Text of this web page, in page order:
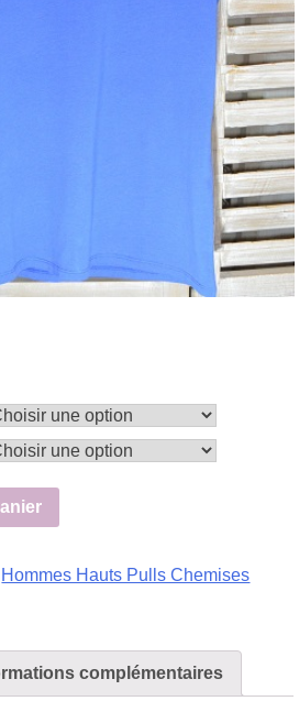
Hommes Hauts Pulls Chemises
complémentaires